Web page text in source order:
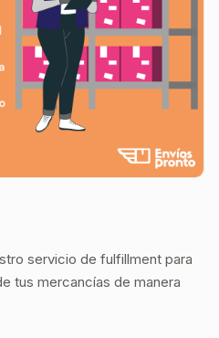
servicio de fulfillment para
tus mercancías de manera